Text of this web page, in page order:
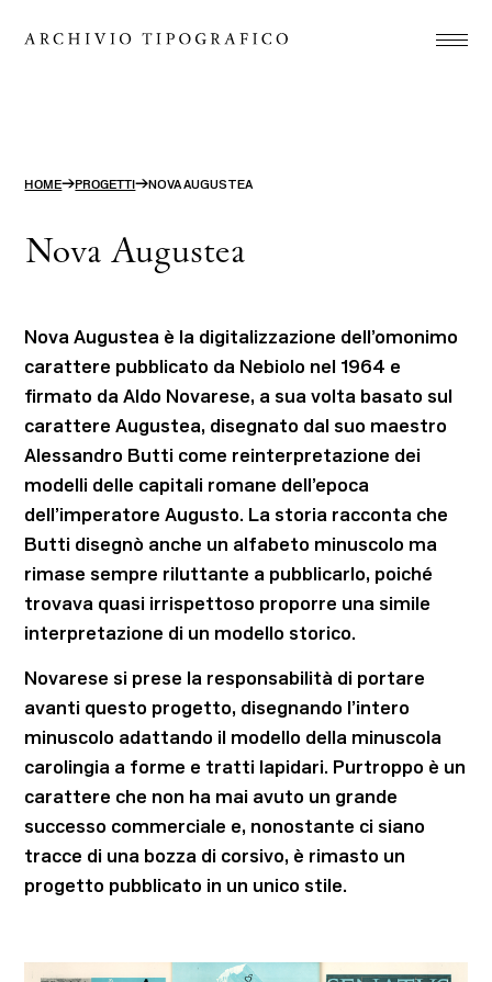
Store
ENG
search
HOME→PROGETTI→NOVA AUGUSTEA
Nova Augustea
Nova Augustea è la digitalizzazione dell’omonimo
carattere pubblicato da Nebiolo nel 1964 e
firmato da Aldo Novarese, a sua volta basato sul
carattere Augustea, disegnato dal suo maestro
Alessandro Butti come reinterpretazione dei
modelli delle capitali romane dell’epoca
dell’imperatore Augusto. La storia racconta che
Butti disegnò anche un alfabeto minuscolo ma
rimase sempre riluttante a pubblicarlo, poiché
trovava quasi irrispettoso proporre una simile
interpretazione di un modello storico.
Novarese si prese la responsabilità di portare
avanti questo progetto, disegnando l’intero
minuscolo adattando il modello della minuscola
carolingia a forme e tratti lapidari. Purtroppo è un
carattere che non ha mai avuto un grande
successo commerciale e, nonostante ci siano
tracce di una bozza di corsivo, è rimasto un
progetto pubblicato in un unico stile.